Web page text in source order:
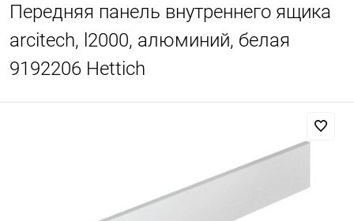
Передняя панель внутреннего ящика
arcitech, l2000, алюминий, белая
9192206 Hettich